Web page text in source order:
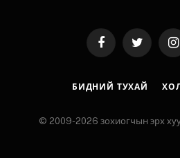
FacebookTwitter
БИДНИЙ ТУХАЙ
© 2009-2026 зохиогчын эрх